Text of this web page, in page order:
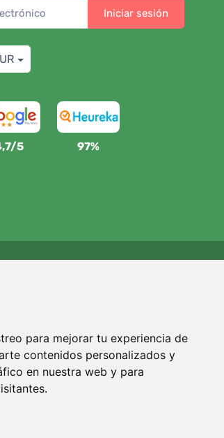
para mejorar tu experiencia de
contenidos personalizados y
en nuestra web y para
Iniciar sesión
5 97%